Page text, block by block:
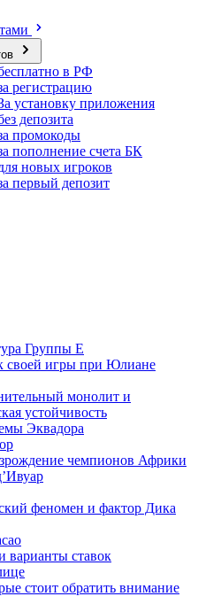
в РФ
регистрацию
установку приложения
депозита
промокоды
пополнение счета БК
новых игроков
первый депозит
Группы E
своей игры при Юлиане
монолит и
устойчивость
Эквадора
чемпионов Африки
феномен и фактор Дика
варианты ставок
стоит обратить внимание